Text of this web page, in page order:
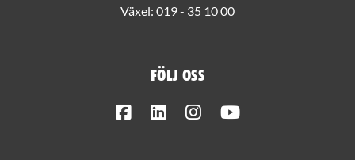
Växel: 019 - 35 10 00
Följ oss
FacebookLinkedInInstagram